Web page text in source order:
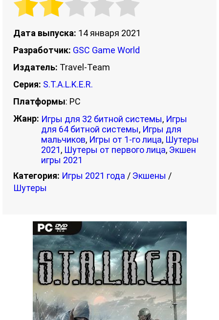
Дата выпуска: 14 января 2021
Разработчик: GSC Game World
Издатель: Travel-Team
Серия: S.T.A.L.K.E.R.
Платформы: PC
Жанр: Игры для 32 битной системы, Игры
для 64 битной системы, Игры для
мальчиков, Игры от 1-го лица, Шутеры
2021, Шутеры от первого лица, Экшен
игры 2021
Категория: Игры 2021 года / Экшены /
Шутеры